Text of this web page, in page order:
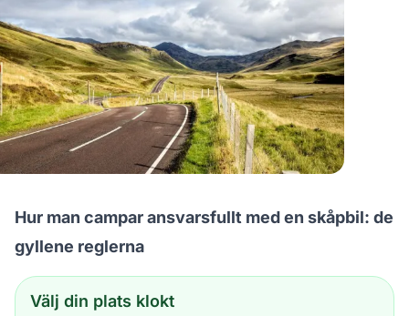
Hur man campar ansvarsfullt med en skåpbil: de
gyllene reglerna
Välj din plats klokt